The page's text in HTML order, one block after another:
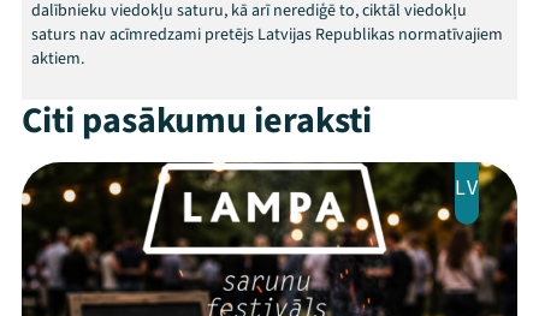
dalībnieku viedokļu saturu, kā arī nerediģē to, ciktāl viedokļu
saturs nav acīmredzami pretējs Latvijas Republikas normatīvajiem
aktiem.
Citi pasākumu ieraksti
LV